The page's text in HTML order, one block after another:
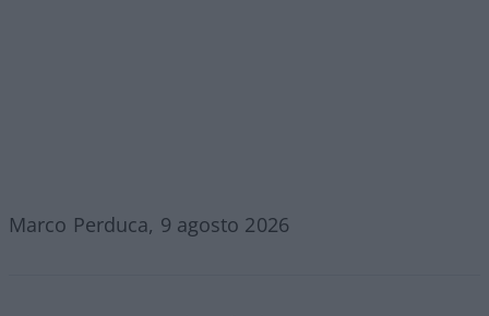
Marco Perduca, 9 agosto 2026